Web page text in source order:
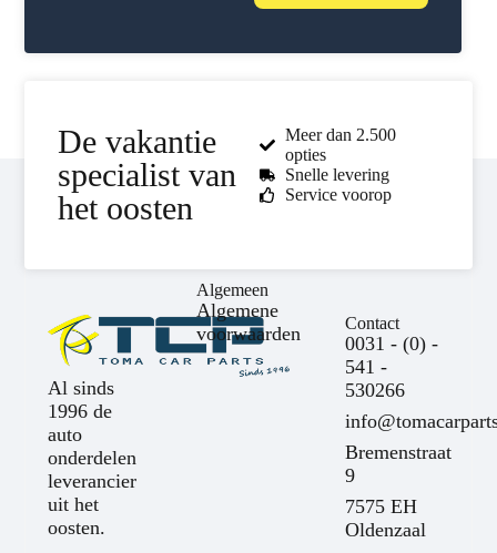
De vakantie
specialist van
het oosten
Meer dan 2.500
opties
Snelle levering
Service voorop
Al sinds
1996 de
auto
onderdelen
leverancier
uit het
oosten.
Algemeen
Algemene
voorwaarden
Contact
0031 - (0) -
541 -
530266
Bremenstraat
9
7575 EH
Oldenzaal